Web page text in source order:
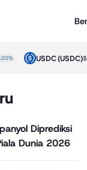
USDC(USDC)
Diprediksi
Dunia 2026